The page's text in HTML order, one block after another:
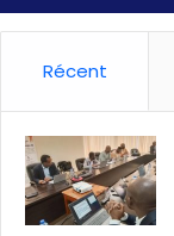
Récent